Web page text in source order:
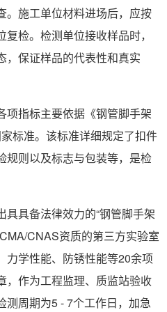
。施工单位材料进场后，应按
检。检测单位接收样品时，
，保证样品的代表性和真实
项指标主要依据《钢管脚手架
标准。该标准详细规定了扣件
规则以及标志与包装等，是检
具备法律效力的“钢管脚手架
CNAS资质的第三方实验室
力学性能、防锈性能等20余项
，作为工程监理、质监站验收
测周期为5 - 7个工作日，加急